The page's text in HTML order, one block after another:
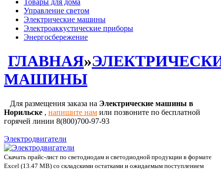
Управление светом
Электрические машины
Электроаккустические приборы
Энергосбережение
ГЛАВНАЯ»
МАШИНЫ
Для размещения заказа на Электрические машины в
Норильске , напишите нам или позвоните по бесплатной
горячей линии 8(800)700-97-93
Электродвигатели
Скачать прайс-лист по светодиодам и светодиодной продукции в формате
Excel (13.47 MB) со складскими остатками и ожидаемым поступлением